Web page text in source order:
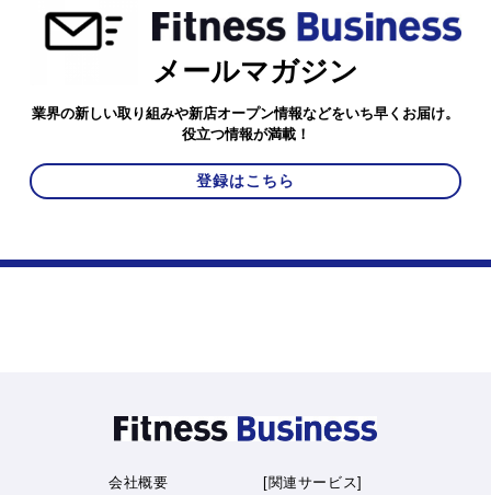
メールマガジン
業界の新しい取り組みや新店オープン情報などをいち早くお届け。
役立つ情報が満載！
登録はこちら
会社概要 [関連サービス]